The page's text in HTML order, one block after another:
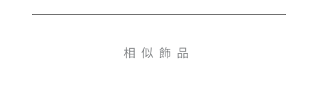
相似飾品